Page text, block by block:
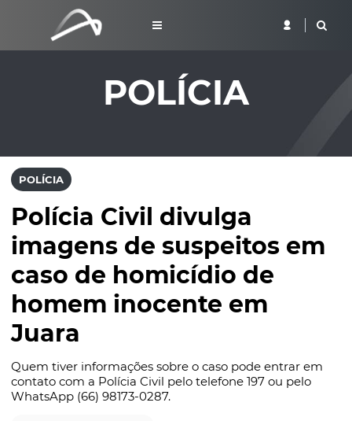
POLÍCIA
POLÍCIA
Polícia Civil divulga
imagens de suspeitos em
caso de homicídio de
homem inocente em
Juara
Quem tiver informações sobre o caso pode entrar em
contato com a Polícia Civil pelo telefone 197 ou pelo
WhatsApp (66) 98173-0287.